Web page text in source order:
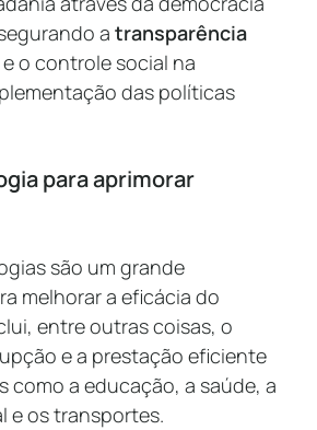
a transparência
e o controle social na
das políticas
para aprimorar
são um grande
melhorar a eficácia do
entre outras coisas, o
e a prestação eficiente
como a educação, a saúde, a
e os transportes.